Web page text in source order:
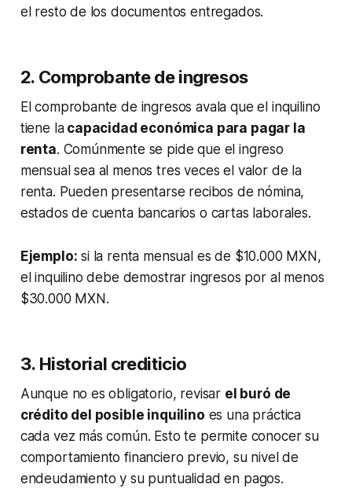
el resto de los documentos entregados.
2. Comprobante de ingresos
El comprobante de ingresos avala que el inquilino
tiene lacapacidad económica para pagar la
renta. Comúnmente se pide que el ingreso
mensual sea al menos tres veces el valor de la
renta. Pueden presentarse recibos de nómina,
estados de cuenta bancarios o cartas laborales.
Ejemplo: si la renta mensual es de $10.000 MXN,
el inquilino debe demostrar ingresos por al menos
$30.000 MXN.
3. Historial crediticio
Aunque no es obligatorio, revisar el buró de
crédito del posible inquilino es una práctica
cada vez más común. Esto te permite conocer su
comportamiento financiero previo, su nivel de
endeudamiento y su puntualidad en pagos.